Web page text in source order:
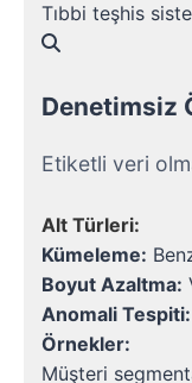
Tıbbi teşhis
Denetimsiz
Etiketli veri
Alt Türleri:
Kümeleme:
Boyut Azaltma:
Anomali Tespiti:
Örnekler:
Müşteri